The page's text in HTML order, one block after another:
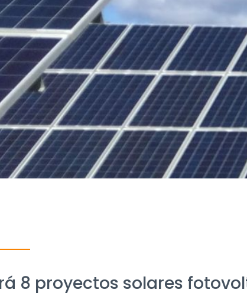
8 proyectos solares